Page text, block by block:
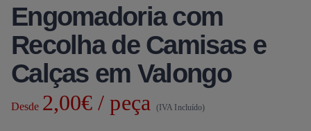
Engomadoria com
Recolha de Camisas e
Calças em Valongo
Desde 2,00€ / peça (IVA Incluído)